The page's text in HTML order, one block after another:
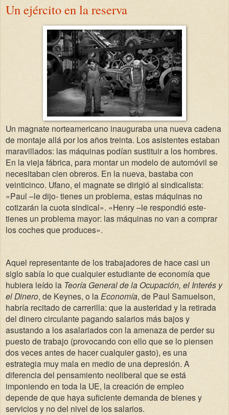
Un ejército en la reserva
Un magnate norteamericano inauguraba una nueva cadena
de montaje allá por los años treinta. Los asistentes estaban
maravillados: las máquinas podían sustituir a los hombres.
En la vieja fábrica, para montar un modelo de automóvil se
necesitaban cien obreros. En la nueva, bastaba con
veinticinco. Ufano, el magnate se dirigió al sindicalista:
«Paul –le dijo- tienes un problema, estas máquinas no
cotizarán la cuota sindical». «Henry –le respondió este-
tienes un problema mayor: las máquinas no van a comprar
los coches que produces».
Aquel representante de los trabajadores de hace casi un
siglo sabía lo que cualquier estudiante de economía que
hubiera leído la Teoría General de la Ocupación, el Interés y
el Dinero, de Keynes, o laEconomía, de Paul Samuelson,
habría recitado de carrerilla: que la austeridad y la retirada
del dinero circulante pagando salarios más bajos y
asustando a los asalariados con la amenaza de perder su
puesto de trabajo (provocando con ello que se lo piensen
dos veces antes de hacer cualquier gasto), es una
estrategia muy mala en medio de una depresión. A
diferencia del pensamiento neoliberal que se está
imponiendo en toda la UE, la creación de empleo
depende de que haya suficiente demanda de bienes y
serviciosy no del nivel de los salarios.